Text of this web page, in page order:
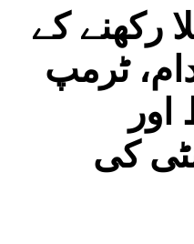
رکھنے کے
ٹرمپ
کی